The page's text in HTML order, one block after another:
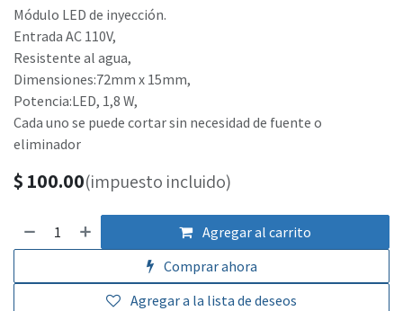
Módulo LED de inyección.
Entrada AC 110V,
Resistente al agua,
Dimensiones:72mm x 15mm,
Potencia:LED, 1,8 W,
Cada uno se puede cortar sin necesidad de fuente o
eliminador
$ 100.00(impuesto incluido)
Agregar al carrito
Comprar ahora
Agregar a la lista de deseos